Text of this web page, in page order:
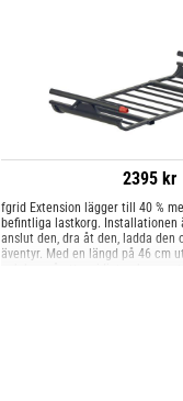
2395 kr
fgrid Extension lägger till 40 %
befintliga lastkorg. Installationen
anslut den, dra åt den, ladda den
äventyr. Med en längd på 46 cm